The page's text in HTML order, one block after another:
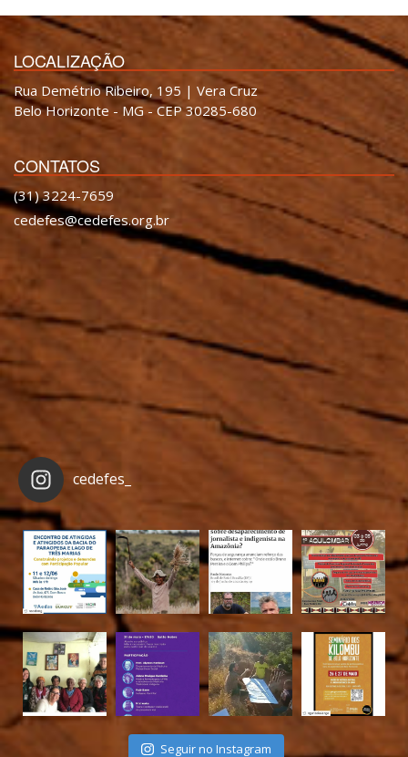
LOCALIZAÇÃO
Rua Demétrio Ribeiro, 195 | Vera Cruz
Belo Horizonte - MG - CEP 30285-680
CONTATOS
(31) 3224-7659
cedefes@cedefes.org.br
cedefes_
Seguir no Instagram